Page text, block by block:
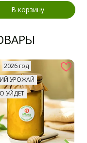
В корзину
2026 год
УРОЖАЙ
УЙДЕТ